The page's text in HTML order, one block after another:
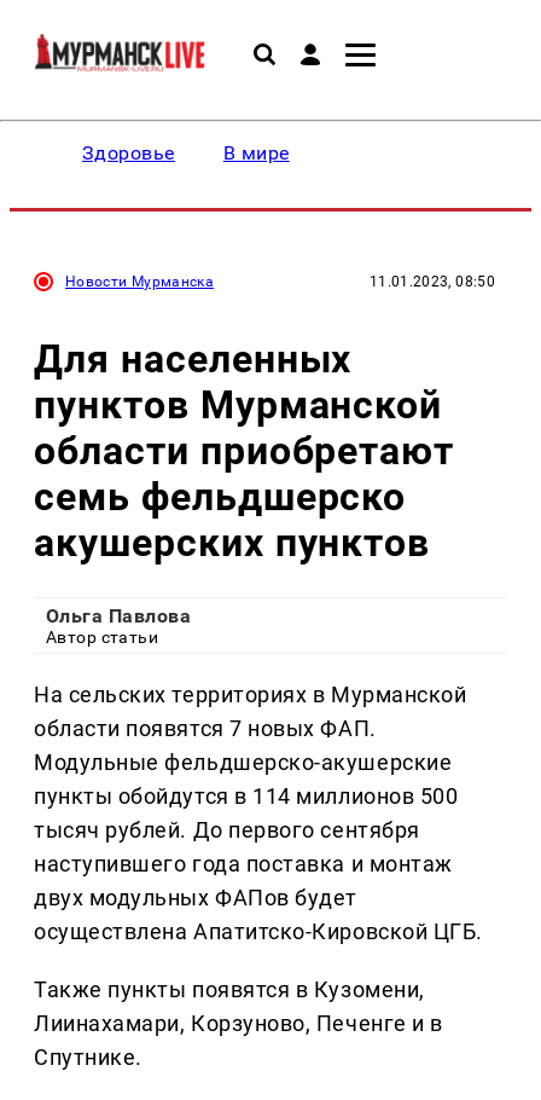
Здоровье В мире
Новости Мурманска 11.01.2023, 08:50
Для населенных
пунктов Мурманской
области приобретают
семь фельдшерско
акушерских пунктов
Ольга Павлова
Автор статьи
На сельских территориях в Мурманской
области появятся 7 новых ФАП.
Модульные фельдшерско-акушерские
пункты обойдутся в 114 миллионов 500
тысяч рублей. До первого сентября
наступившего года поставка и монтаж
двух модульных ФАПов будет
осуществлена Апатитско-Кировской ЦГБ.
Также пункты появятся в Кузомени,
Лиинахамари, Корзуново, Печенге и в
Спутнике.